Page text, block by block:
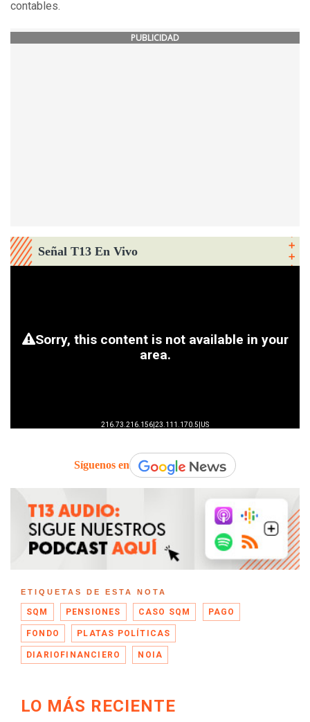
contables.
PUBLICIDAD
Señal T13 En Vivo
Síguenos en
ETIQUETAS DE ESTA NOTA
SQM PENSIONES CASO SQM PAGO
FONDO PLATAS POLÍTICAS
DIARIOFINANCIERO NOIA
LO MÁS RECIENTE